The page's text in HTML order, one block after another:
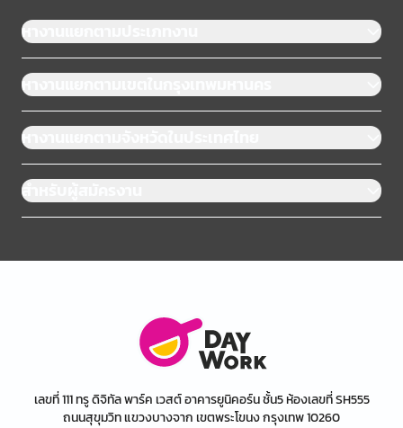
หางานแยกตามประเภทงาน
หางานแยกตามเขตในกรุงเทพมหานคร
หางานแยกตามจังหวัดในประเทศไทย
สำหรับผู้สมัครงาน
เลขที่ 111 ทรู ดิจิทัล พาร์ค เวสต์ อาคารยูนิคอร์น ชั้น5 ห้องเลขที่ SH555
ถนนสุขุมวิท แขวงบางจาก เขตพระโขนง กรุงเทพ 10260